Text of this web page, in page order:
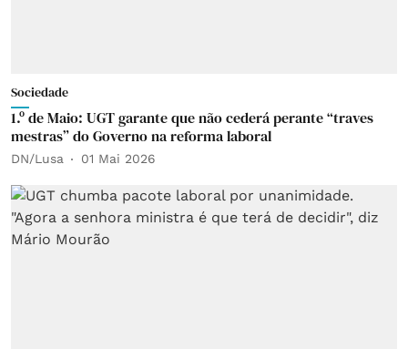
Sociedade
1.º de Maio: UGT garante que não cederá perante “traves
mestras” do Governo na reforma laboral
DN/Lusa 01 Mai 2026